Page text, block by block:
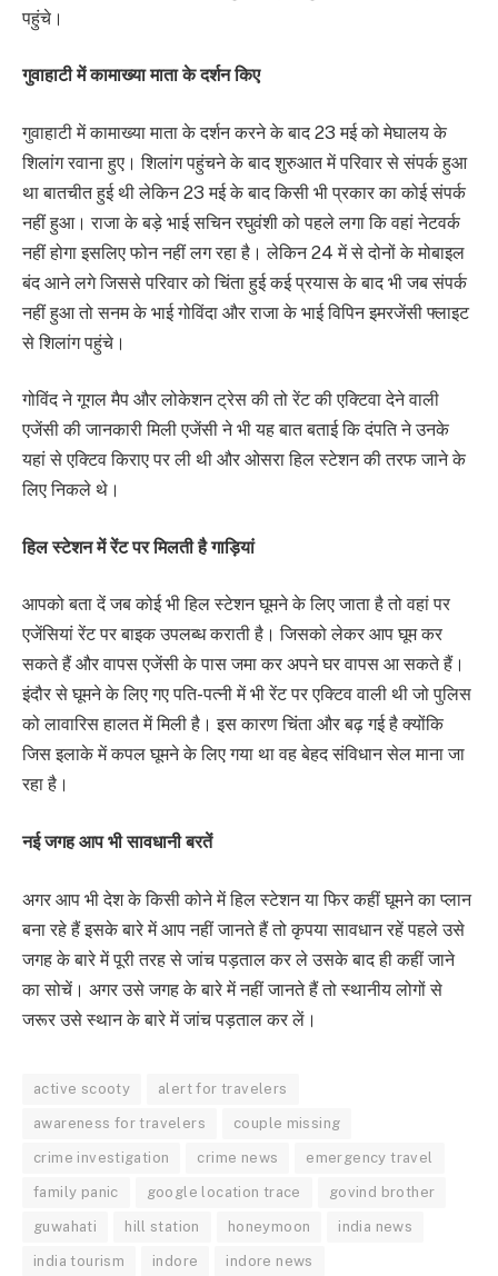
पहुंचे।
गुवाहाटी में कामाख्या माता के दर्शन किए
गुवाहाटी में कामाख्या माता के दर्शन करने के बाद 23 मई को मेघालय के
शिलांग रवाना हुए। शिलांग पहुंचने के बाद शुरुआत में परिवार से संपर्क हुआ
था बातचीत हुई थी लेकिन 23 मई के बाद किसी भी प्रकार का कोई संपर्क
नहीं हुआ। राजा के बड़े भाई सचिन रघुवंशी को पहले लगा कि वहां नेटवर्क
नहीं होगा इसलिए फोन नहीं लग रहा है। लेकिन 24 में से दोनों के मोबाइल
बंद आने लगे जिससे परिवार को चिंता हुई कई प्रयास के बाद भी जब संपर्क
नहीं हुआ तो सनम के भाई गोविंदा और राजा के भाई विपिन इमरजेंसी फ्लाइट
से शिलांग पहुंचे।
गोविंद ने गूगल मैप और लोकेशन ट्रेस की तो रेंट की एक्टिवा देने वाली
एजेंसी की जानकारी मिली एजेंसी ने भी यह बात बताई कि दंपति ने उनके
यहां से एक्टिव किराए पर ली थी और ओसरा हिल स्टेशन की तरफ जाने के
लिए निकले थे।
हिल स्टेशन में रेंट पर मिलती है गाड़ियां
आपको बता दें जब कोई भी हिल स्टेशन घूमने के लिए जाता है तो वहां पर
एजेंसियां रेंट पर बाइक उपलब्ध कराती है। जिसको लेकर आप घूम कर
सकते हैं और वापस एजेंसी के पास जमा कर अपने घर वापस आ सकते हैं।
इंदौर से घूमने के लिए गए पति-पत्नी में भी रेंट पर एक्टिव वाली थी जो पुलिस
को लावारिस हालत में मिली है। इस कारण चिंता और बढ़ गई है क्योंकि
जिस इलाके में कपल घूमने के लिए गया था वह बेहद संविधान सेल माना जा
रहा है।
नई जगह आप भी सावधानी बरतें
अगर आप भी देश के किसी कोने में हिल स्टेशन या फिर कहीं घूमने का प्लान
बना रहे हैं इसके बारे में आप नहीं जानते हैं तो कृपया सावधान रहें पहले उसे
जगह के बारे में पूरी तरह से जांच पड़ताल कर ले उसके बाद ही कहीं जाने
का सोचें। अगर उसे जगह के बारे में नहीं जानते हैं तो स्थानीय लोगों से
जरूर उसे स्थान के बारे में जांच पड़ताल कर लें।
active scooty alert for travelers
awareness for travelers couple missing
crime investigation crime news emergency travel
family panic google location trace govind brother
guwahati hill station honeymoon india news
india tourism indore indore news